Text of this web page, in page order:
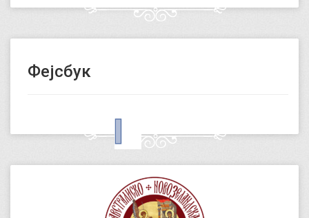
Фејсбук